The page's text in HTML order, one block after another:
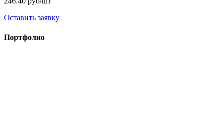
Оставить заявку
Портфолио